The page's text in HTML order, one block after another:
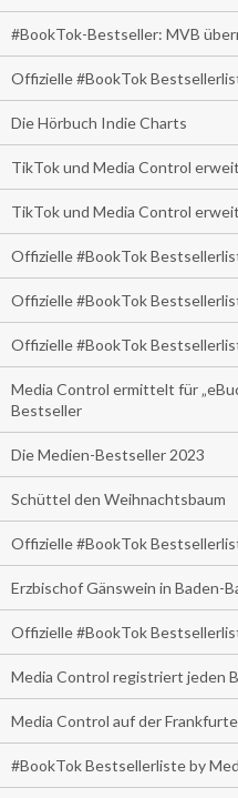
#BookTok-Bestseller: MVB
Offizielle #BookTok
Die Hörbuch Indie Charts
TikTok und Media Control
TikTok und Media Control
Offizielle #BookTok
Offizielle #BookTok
Offizielle #BookTok
Media Control ermittelt für
Bestseller
Die Medien-Bestseller 2023
Schüttel den Weihnachtsbaum
Offizielle #BookTok
Erzbischof Gänswein in Baden-
Offizielle #BookTok
Media Control registriert jeden
Media Control auf der
#BookTok Bestsellerliste by